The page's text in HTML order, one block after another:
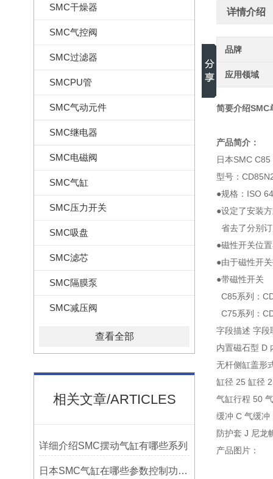
SMC干燥器
SMC气控阀
SMC过滤器
SMCPU管
SMC气动元件
SMC继电器
SMC电磁阀
SMC气缸
SMC压力开关
SMC吸盘
SMC滤芯
SMC隔膜泵
SMC减压阀
查看全部
相关文章/ARTICLES
详细介绍SMC摆动气缸有哪些系列
日本SMC气缸在哪些参数控制功能运作
详情介绍
品牌
应用领域
简要介绍SMC
产品简介：
日本SMC
型号：
●规格：ISO
●设定了安装
省去了分别
●磁性开关位
●由于磁性开
●带磁性开关
C85系列：
C75系列：
字段描述 字段
内置磁石型 D
无杆侧缸盖形
缸径 25 缸径
气缸行程 50
缓冲 C 气缓冲
防护套 J 尼龙
产品图片：